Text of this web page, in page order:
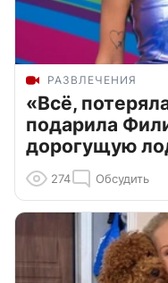
РАЗВЛЕЧЕНИЯ
«Всё,
подарила
дорогущую
274 Обсудить